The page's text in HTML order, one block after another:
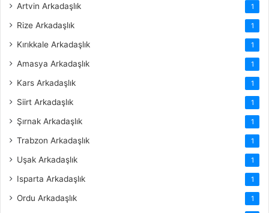
Artvin Arkadaşlık 1
Rize Arkadaşlık 1
Kırıkkale Arkadaşlık 1
Amasya Arkadaşlık 1
Kars Arkadaşlık 1
Siirt Arkadaşlık 1
Şırnak Arkadaşlık 1
Trabzon Arkadaşlık 1
Uşak Arkadaşlık 1
Isparta Arkadaşlık 1
Ordu Arkadaşlık 1